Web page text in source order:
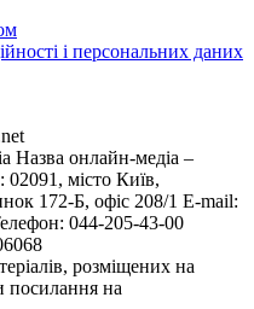
і персональних даних
Назва онлайн-медіа –
місто Київ,
172-Б, офіс 208/1 E-mail:
044-205-43-00
розміщених на
посилання на